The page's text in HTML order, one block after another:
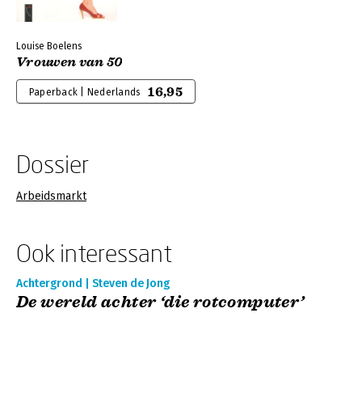
Louise Boelens
Vrouwen van 50
Paperback | Nederlands 16,95
Dossier
Arbeidsmarkt
Ook interessant
Achtergrond | Steven de Jong
De wereld achter ‘die rotcomputer’